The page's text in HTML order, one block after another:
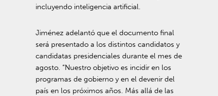
incluyendo inteligencia artificial.
Jiménez adelantó que el documento final
será presentado a los distintos candidatos y
candidatas presidenciales durante el mes de
agosto. “Nuestro objetivo es incidir en los
programas de gobierno y en el devenir del
país en los próximos años. Más allá de las